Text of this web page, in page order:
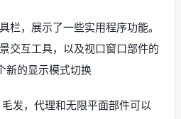
栏，展示了一些实用程序功能。
交互工具，以及视口窗口部件的
新的显示模式切换
发，代理和无限平面部件可以